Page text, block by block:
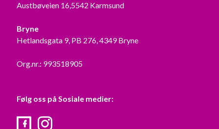
Austbøveien 16,5542 Karmsund
Bryne
Hetlandsgata 9, PB 276, 4349 Bryne
Org.nr.: 993518905
Følg oss på Sosiale medier:
FacebookInstagram